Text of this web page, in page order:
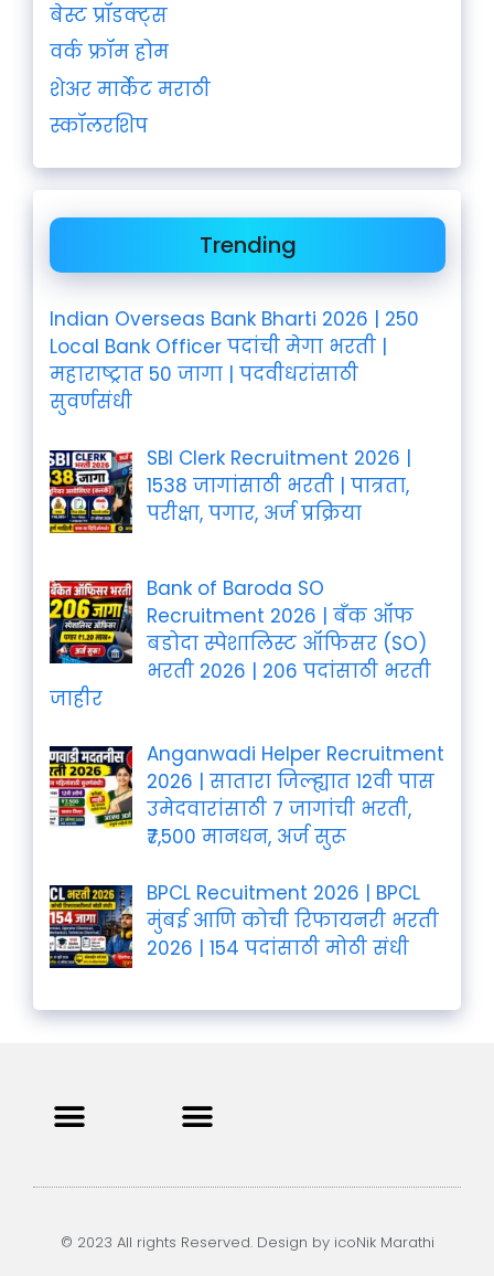
बेस्ट प्रॉडक्ट्स
वर्क फ्रॉम होम
शेअर मार्केट मराठी
स्कॉलरशिप
Trending
Indian Overseas Bank Bharti 2026 | 250
Local Bank Officer पदांची मेगा भरती |
महाराष्ट्रात 50 जागा | पदवीधरांसाठी
सुवर्णसंधी
SBI Clerk Recruitment 2026 |
1538 जागांसाठी भरती | पात्रता,
परीक्षा, पगार, अर्ज प्रक्रिया
Bank of Baroda SO
Recruitment 2026 | बँक ऑफ
बडोदा स्पेशालिस्ट ऑफिसर (SO)
भरती 2026 | 206 पदांसाठी भरती
जाहीर
Anganwadi Helper Recruitment
2026 | सातारा जिल्ह्यात 12वी पास
उमेदवारांसाठी 7 जागांची भरती,
₹7,500 मानधन, अर्ज सुरू
BPCL Recuitment 2026 | BPCL
मुंबई आणि कोची रिफायनरी भरती
2026 | 154 पदांसाठी मोठी संधी
© 2023 All rights Reserved. Design by icoNik Marathi